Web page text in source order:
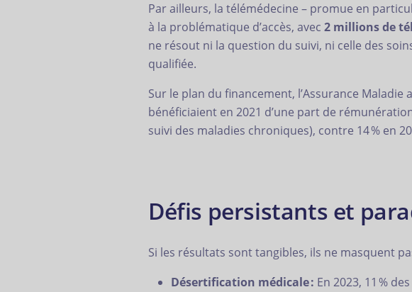
Par ailleurs, la télémédecine – promue en
à la problématique d’accès, avec 2 millions de
ne résout ni la question du suivi, ni celle des
qualifiée.
Sur le plan du financement, l’Assurance
bénéficiaient en 2021 d’une part de
suivi des maladies chroniques), contre 14 % en
Défis persistants et
Si les résultats sont tangibles, ils ne masquent
Désertification médicale : En 2023, 11 %